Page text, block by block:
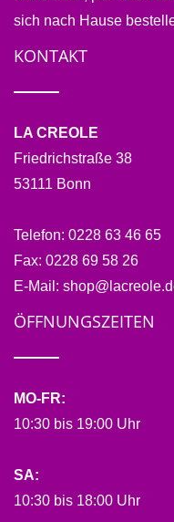
sich nach Hause
KONTAKT
LA CREOLE
Friedrichstraße 38
53111 Bonn
Telefon: 0228 63 46 65
Fax: 0228 69 58 26
E-Mail:
ÖFFNUNGSZEITEN
MO-FR:
10:30 bis 19:00 Uhr
SA:
10:30 bis 18:00 Uhr